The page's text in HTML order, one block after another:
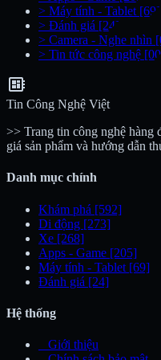
> Máy tính - Tablet [69]
> Đánh giá [24]
> Camera - Nghe nhìn
> Tin tức công nghệ
developer_board
Tin Công Nghệ Việt
>> Trang tin công nghệ hàng
giá sản phẩm và hướng dẫn
Danh mục chính
Khám phá [592]
Di động [273]
Xe [268]
Apps - Game [205]
Máy tính - Tablet [69]
Đánh giá [24]
Hệ thống
Giới thiệu